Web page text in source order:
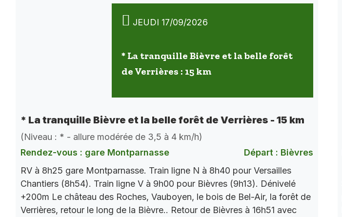
JEUDI 17/09/2026
* La tranquille Bièvre et la belle forêt
de Verrières : 15 km
* La tranquille Bièvre et la belle forêt de Verrières - 15 km
(Niveau : * - allure modérée de 3,5 à 4 km/h)
Rendez-vous : gare Montparnasse
Départ : Bièvres
RV à 8h25 gare Montparnasse. Train ligne N à 8h40 pour Versailles
Chantiers (8h54). Train ligne V à 9h00 pour Bièvres (9h13). Dénivelé
+200m Le château des Roches, Vauboyen, le bois de Bel-Air, la forêt de
Verrières, retour le long de la Bièvre.. Retour de Bièvres à 16h51 avec